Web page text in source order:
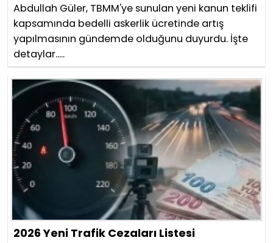
Abdullah Güler, TBMM'ye sunulan yeni kanun teklifi
kapsamında bedelli askerlik ücretinde artış
yapılmasının gündemde olduğunu duyurdu. İşte
detaylar.....
2026 Yeni Trafik Cezaları Listesi